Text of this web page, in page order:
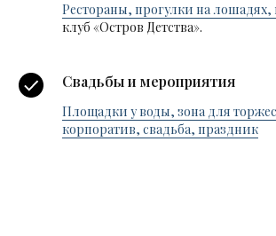
Рестораны, прогулки на
клуб «Остров Детства».
Свадьбы и мероприятия
Площадки у воды, зона для
корпоратив, свадьба, праздник